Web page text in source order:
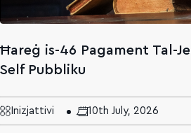
Ħareġ is-46 Pagament Tal-
Self Pubbliku
Inizjattivi 10th July, 2026